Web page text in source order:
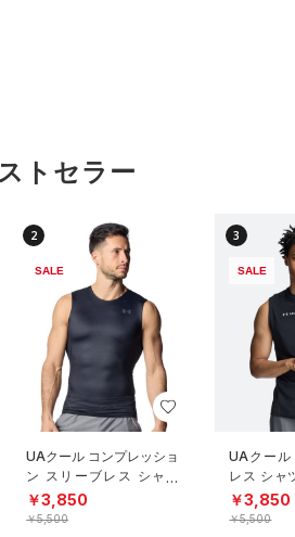
トセラー
2
SALE
UAクール コンプレッショ
ン スリーブレス シャツ
（トレーニング/MEN）
￥3,850
￥5,500
3
SALE
UAクール
レス シャ
グ/MEN）
￥3,850
￥5,500